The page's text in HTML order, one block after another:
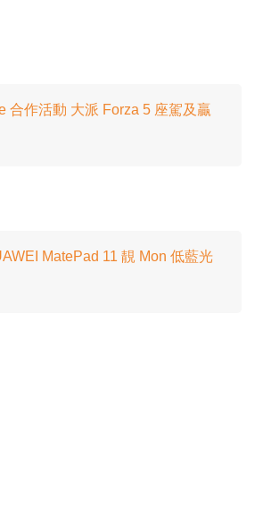
合作活動 大派 Forza 5 座駕及贏
MatePad 11 靚 Mon 低藍光